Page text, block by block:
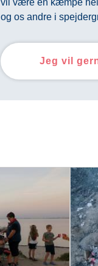
vil være en kæmpe
og os andre i
Jeg vil